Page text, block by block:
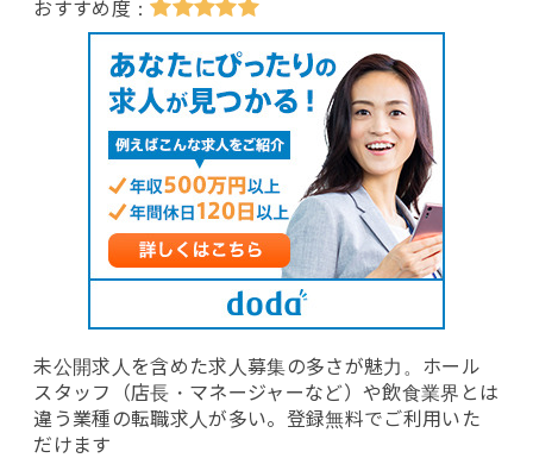
未公開求人を含めた求人募集の多さが魅力。ホール
スタッフ（店長・マネージャーなど）や飲食業界とは
違う業種の転職求人が多い。登録無料でご利用いた
だけます